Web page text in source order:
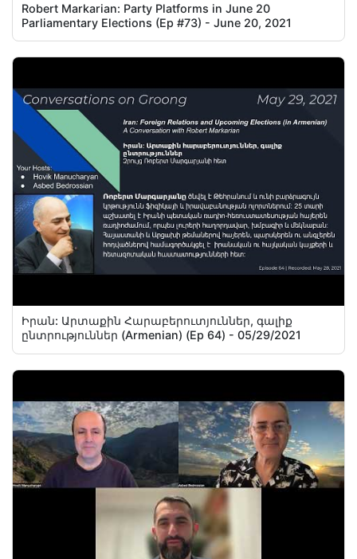
Robert Markarian: Party Platforms in June 20
Parliamentary Elections (Ep #73) - June 20, 2021
Իրան: Արտաքին Հարաբերուտյուններ, գալիք
ընտրություններ (Armenian) (Ep 64) - 05/29/2021